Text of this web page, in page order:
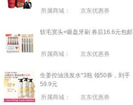
所属商城： 京东优惠券
软毛宽头+吸盘牙刷 券后16.6元包邮
所属商城： 京东优惠券
生姜控油洗发水*3瓶 领50券，到手
59.9元
所属商城：
京东优惠券